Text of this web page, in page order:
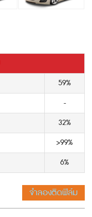
59%
-
32%
>99%
6%
จำลองติดฟิล์ม